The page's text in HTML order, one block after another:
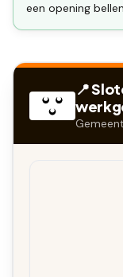
een opening
📍